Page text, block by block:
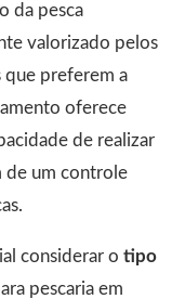
da pesca
valorizado pelos
que preferem a
oferece
de realizar
de um controle
considerar o tipo
pescaria em